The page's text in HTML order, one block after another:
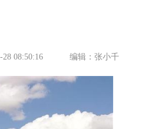
08:50:16 编辑：张小千